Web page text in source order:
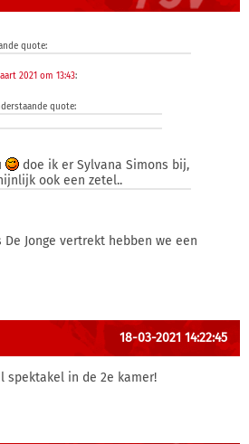
quote:
2021 om 13:43:
quote:
doe ik er Sylvana Simons bij,
ook een zetel..
Jonge vertrekt hebben we een
18-03-2021 14:22:45
spektakel in de 2e kamer!